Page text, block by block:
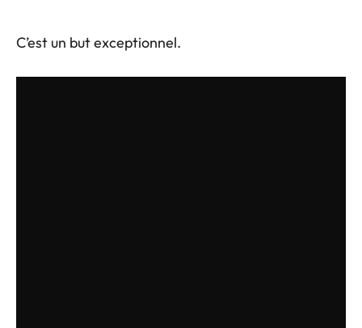
C’est un but exceptionnel.